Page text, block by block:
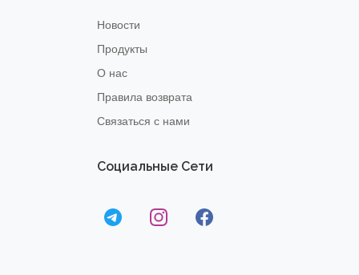
Новости
Продукты
О нас
Правила возврата
Связаться с нами
Социальные Сети